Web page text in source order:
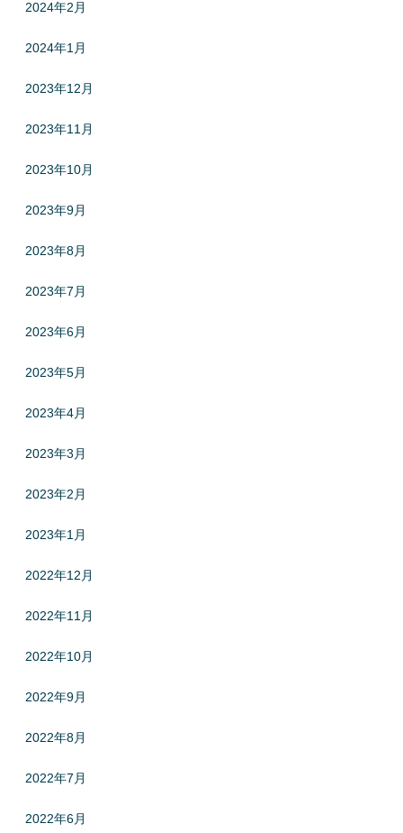
2024年2月
2024年1月
2023年12月
2023年11月
2023年10月
2023年9月
2023年8月
2023年7月
2023年6月
2023年5月
2023年4月
2023年3月
2023年2月
2023年1月
2022年12月
2022年11月
2022年10月
2022年9月
2022年8月
2022年7月
2022年6月